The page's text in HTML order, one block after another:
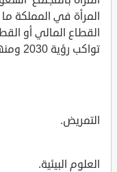
المرأة في المملكة
القطاع المالي أو
تواكب رؤية 2030 ومنها الوظائف التالية:
التمريض.
العلوم البيئية.